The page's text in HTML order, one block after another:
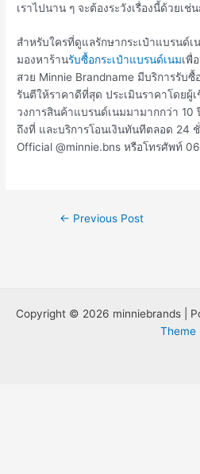
เราไปนาน ๆ จะต้องระวังเรื่องนี้ด้วยเช่
สำหรับใครที่ดูแลรักษากระเป๋าแบรนด์
มองหาร้านรับซื้อกระเป๋าแบรนด์เนมเพื่
สวย Minnie Brandname มีบริการรับ
รันตีให้ราคาดีที่สุด ประเมินราคาโดย
วงการสินค้าแบรนด์เนมมามากกว่า 10
ถึงที่ และบริการโอนเงินทันทีตลอด 24
Official @minnie.bns หรือโทรศัพท์
← Previous Post
Copyright © 2026 minniebrands |
Theme